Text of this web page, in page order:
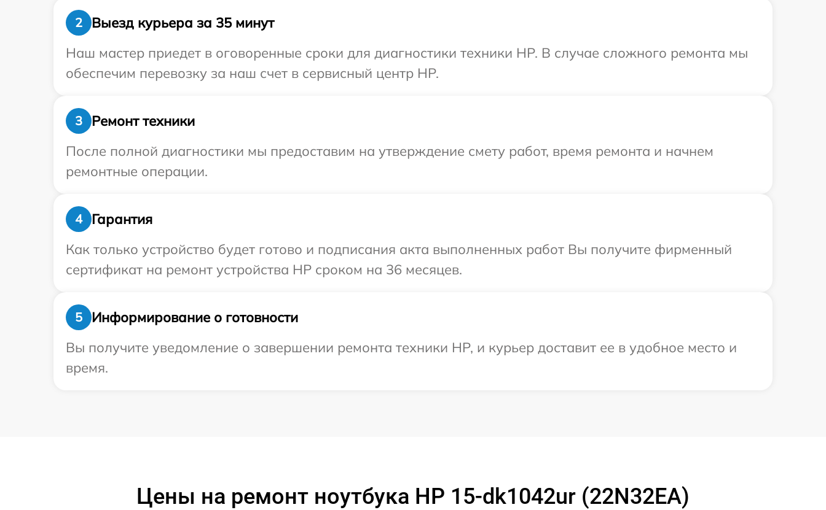
2
Выезд курьера за 35 минут
Наш мастер приедет в оговоренные сроки для диагностики техники HP. В случае сложного ремонта мы
обеспечим перевозку за наш счет в сервисный центр HP.
3
Ремонт техники
После полной диагностики мы предоставим на утверждение смету работ, время ремонта и начнем
ремонтные операции.
4
Гарантия
Как только устройство будет готово и подписания акта выполненных работ Вы получите фирменный
сертификат на ремонт устройства HP сроком на 36 месяцев.
5
Информирование о готовности
Вы получите уведомление о завершении ремонта техники HP, и курьер доставит ее в удобное место и
время.
Цены на ремонт ноутбука HP 15-dk1042ur (22N32EA)